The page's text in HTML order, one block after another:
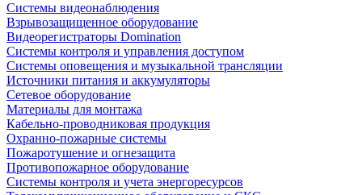
Системы видеонаблюдения
Взрывозащищенное оборудование
Видеорегистраторы Domination
Системы контроля и управления доступом
Системы оповещения и музыкальной трансляции
Источники питания и аккумуляторы
Сетевое оборудование
Материалы для монтажа
Кабельно-проводниковая продукция
Охранно-пожарные системы
Пожаротушение и огнезащита
Противопожарное оборудование
Системы контроля и учета энергоресурсов